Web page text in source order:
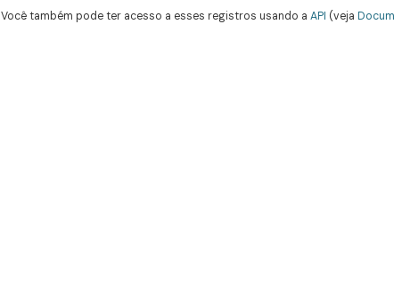
Você também pode ter acesso a esses registros usando a API (veja